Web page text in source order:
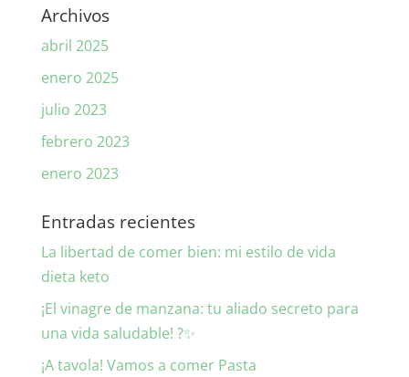
Archivos
abril 2025
enero 2025
julio 2023
febrero 2023
enero 2023
Entradas recientes
La libertad de comer bien: mi estilo de vida
dieta keto
¡El vinagre de manzana: tu aliado secreto para
una vida saludable! ?✨
¡A tavola! Vamos a comer Pasta